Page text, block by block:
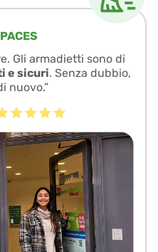
Gli armadietti sono di
e sicuri. Senza dubbio,
nuovo.”